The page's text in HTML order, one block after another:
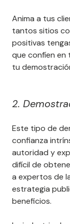
Anima a tus
tantos sitios
positivas
que confíen
tu
2.
Este tipo de
confianza
autoridad y
difícil de
a expertos de
estrategia
beneficios.